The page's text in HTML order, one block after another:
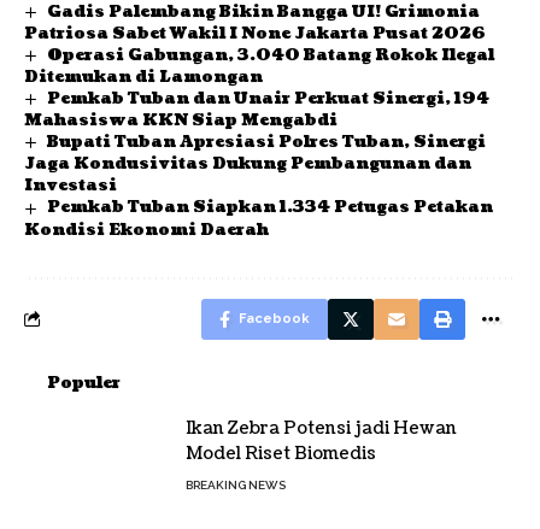
Gadis Palembang Bikin Bangga UI! Grimonia
Patriosa Sabet Wakil I None Jakarta Pusat 2026
Operasi Gabungan, 3.040 Batang Rokok Ilegal
Ditemukan di Lamongan
Pemkab Tuban dan Unair Perkuat Sinergi, 194
Mahasiswa KKN Siap Mengabdi
Bupati Tuban Apresiasi Polres Tuban, Sinergi
Jaga Kondusivitas Dukung Pembangunan dan
Investasi
Pemkab Tuban Siapkan 1.334 Petugas Petakan
Kondisi Ekonomi Daerah
Facebook
Populer
Ikan Zebra Potensi jadi Hewan
Model Riset Biomedis
BREAKING NEWS